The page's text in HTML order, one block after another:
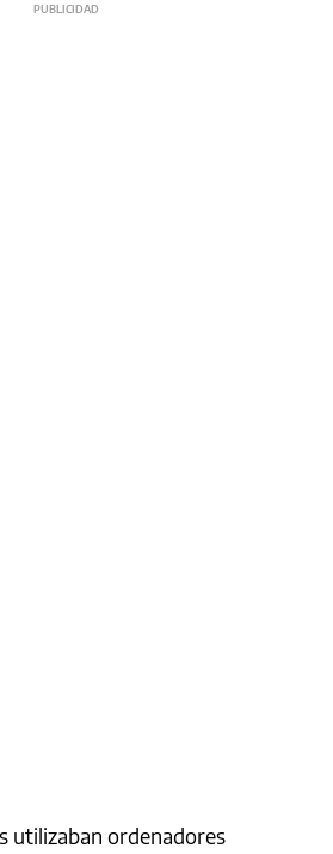
utilizaban ordenadores